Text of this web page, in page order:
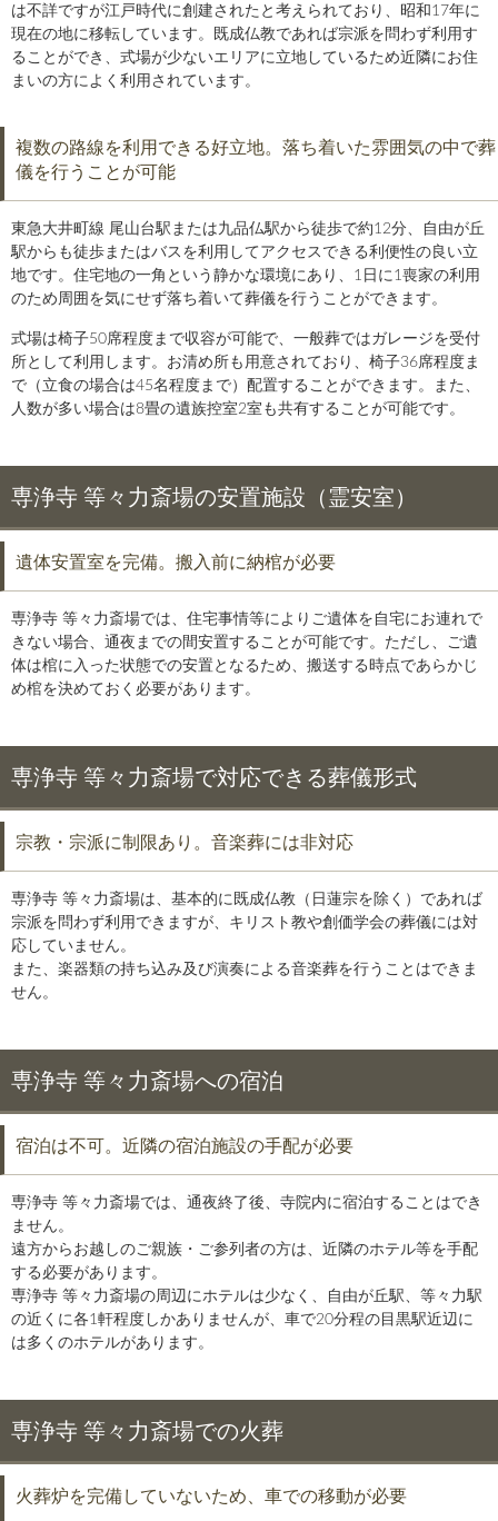
は不詳ですが江戸時代に創建されたと考えられており、昭和17年に
現在の地に移転しています。既成仏教であれば宗派を問わず利用す
ることができ、式場が少ないエリアに立地しているため近隣にお住
まいの方によく利用されています。
複数の路線を利用できる好立地。落ち着いた雰囲気の中で葬
儀を行うことが可能
東急大井町線 尾山台駅または九品仏駅から徒歩で約12分、自由が丘
駅からも徒歩またはバスを利用してアクセスできる利便性の良い立
地です。住宅地の一角という静かな環境にあり、1日に1喪家の利用
のため周囲を気にせず落ち着いて葬儀を行うことができます。
式場は椅子50席程度まで収容が可能で、一般葬ではガレージを受付
所として利用します。お清め所も用意されており、椅子36席程度ま
で（立食の場合は45名程度まで）配置することができます。また、
人数が多い場合は8畳の遺族控室2室も共有することが可能です。
専浄寺 等々力斎場の安置施設（霊安室）
遺体安置室を完備。搬入前に納棺が必要
専浄寺 等々力斎場では、住宅事情等によりご遺体を自宅にお連れで
きない場合、通夜までの間安置することが可能です。ただし、ご遺
体は棺に入った状態での安置となるため、搬送する時点であらかじ
め棺を決めておく必要があります。
専浄寺 等々力斎場で対応できる葬儀形式
宗教・宗派に制限あり。音楽葬には非対応
専浄寺 等々力斎場は、基本的に既成仏教（日蓮宗を除く）であれば
宗派を問わず利用できますが、キリスト教や創価学会の葬儀には対
応していません。
また、楽器類の持ち込み及び演奏による音楽葬を行うことはできま
せん。
専浄寺 等々力斎場への宿泊
宿泊は不可。近隣の宿泊施設の手配が必要
専浄寺 等々力斎場では、通夜終了後、寺院内に宿泊することはでき
ません。
遠方からお越しのご親族・ご参列者の方は、近隣のホテル等を手配
する必要があります。
専浄寺 等々力斎場の周辺にホテルは少なく、自由が丘駅、等々力駅
の近くに各1軒程度しかありませんが、車で20分程の目黒駅近辺に
は多くのホテルがあります。
専浄寺 等々力斎場での火葬
火葬炉を完備していないため、車での移動が必要